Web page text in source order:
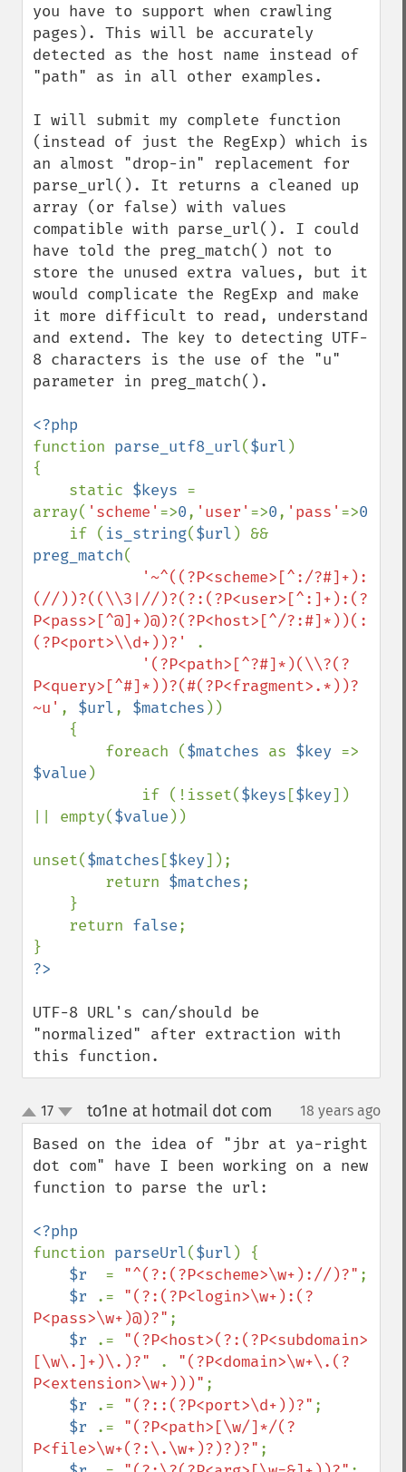
you have to support when crawling
pages). This will be accurately
detected as the host name instead of
"path" as in all other examples.
I will submit my complete function
(instead of just the RegExp) which is
an almost "drop-in" replacement for
parse_url(). It returns a cleaned up
array (or false) with values
compatible with parse_url(). I could
have told the preg_match() not to
store the unused extra values, but it
would complicate the RegExp and make
it more difficult to read, understand
and extend. The key to detecting UTF-
8 characters is the use of the "u"
parameter in preg_match().
function parse_utf8_url($url )
{
    static
$keys =
array( 'scheme' =>0, 'user' =>0, 'pass' =>0
    if (
is_string($url
preg_match(
'~^((?P<scheme>[^:/?#]+):
(//))?((\\3|//)?(?:(?P<user>[^:]+):(?
P<pass>[^@]+)@)?(?P<host>[^/?:#]*))(:
(?P<port>\\d+))?'
.
'(?P<path>[^?#]*)(\\?(?
P<query>[^#]*))?(#(?P<fragment>.*))?
~u' , $url, $matches ))
        foreach (
$matches as $key
$value )
            if (!isset(
$keys [$key])
|| empty($value ))
unset($matches [$key]);
        return
$matches;
    return
false;
UTF-8 URL's can/should be
"normalized" after extraction with
this function.
up
down
17 to1ne at hotmail dot com 18 years ago
Based on the idea of "jbr at ya-right
dot com" have I been working on a new
function to parse the url:
function parseUrl($url ) {
$r = "^(?:(?P<scheme>\w+)://)?" ;
$r
.= "(?:(?P<login>\w+):(?
P<pass>\w+)@)?" ;
$r
.= "(?P<host>(?:(?P<subdomain>
[\w\.]+)\.)?"
. "(?P<domain>\w+\.(?
P<extension>\w+)))" ;
$r
.= "(?::(?P<port>\d+))?" ;
$r
.= "(?P<path>[\w/]*/(?
P<file>\w+(?:\.\w+)?)?)?" ;